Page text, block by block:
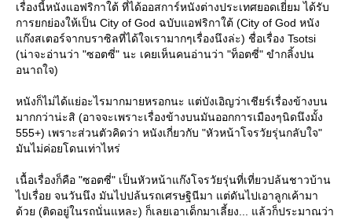
เรื่องนี้หนังแอฟริกาใต้ ที่ได้ออสการ์หนังต่างประเทศยอดเยี่ยม ได้รับ
การยกย่องให้เป็น City of God ฉบับแอฟริกาใต้ (City of God หนัง
ก๊งสเตอร์จากบราซิลที่ได้ใจเรามากๆเรื่องนึงล่ะ) ชื่อเรื่อง Tsotsi
(น่าจะอ่านว่า "ซอตซี่" นะ เคยเห็นคนอ่านว่า "ท็อตซี่" ขำกลิ้งปน
อนาถใจ)
หนังก็ไม่ได้แย่อะไรมากมายหรอกนะ แต่บังเอิญว่าเชียร์เรื่องข้างบน
มากกว่าน่ะสิ (อาจจะเพราะเรื่องข้างบนมันออกการเมืองๆนิดนึงมั้ง
555+) เพราะส่วนตัวคิดว่า หนังเกี่ยวกับ "หัวหน้าโจรวัยรุ่นกลับใจ"
มันไม่ค่อยโดนเท่าไหร่
เนื้อเรื่องก็คือ "ซอตซี่" เป็นหัวหน้าแก๊งโจรวัยรุ่นที่เที่ยวปล้นชาวบ้าน
ไปเรื่อย จนวันนึง มันไปปล้นรถเศรษฐินีมา แต่ดันไปเอาลูกเค้ามา
ด้วย (ติดอยู่ในรถนั่นแหละ) ก็เลยเอาเด็กมาเลี้ยง... แล้วก็ประมาณว่า